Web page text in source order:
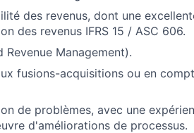
des revenus, dont une
des revenus IFRS 15 / ASC 606.
Management).
fusions-acquisitions ou en
de problèmes, avec une
d'améliorations de processus.